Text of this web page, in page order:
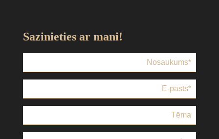
Sazinieties ar mani!